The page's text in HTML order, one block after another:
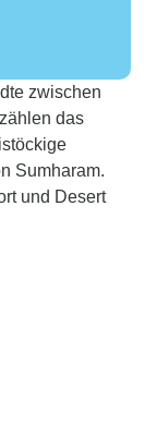
zwischen
das
Sumharam.
und Desert